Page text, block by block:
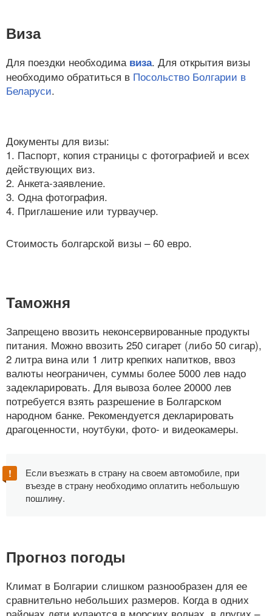
Виза
Для поездки необходима виза. Для открытия визы
необходимо обратиться в Посольство Болгарии в
Беларуси.
Документы для визы:
1. Паспорт, копия страницы с фотографией и всех
действующих виз.
2. Анкета-заявление.
3. Одна фотография.
4. Приглашение или турваучер.
Стоимость болгарской визы – 60 евро.
Таможня
Запрещено ввозить неконсервированные продукты
питания. Можно ввозить 250 сигарет (либо 50 сигар),
2 литра вина или 1 литр крепких напитков, ввоз
валюты неограничен, суммы более 5000 лев надо
задекларировать. Для вывоза более 20000 лев
потребуется взять разрешение в Болгарском
народном банке. Рекомендуется декларировать
драгоценности, ноутбуки, фото- и видеокамеры.
Если въезжать в страну на своем автомобиле, при
въезде в страну необходимо оплатить небольшую
пошлину.
Прогноз погоды
Климат в Болгарии слишком разнообразен для ее
сравнительно небольших размеров. Когда в одних